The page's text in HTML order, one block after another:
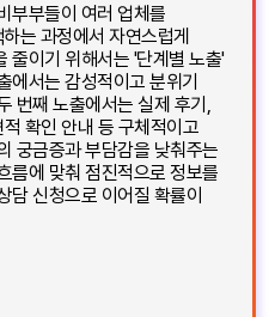
부부들이 여러 업체를
는 과정에서 자연스럽게
줄이기 위해서는 '단계별 노출'
에서는 감성적이고 분위기
번째 노출에서는 실제 후기,
확인 안내 등 구체적이고
궁금증과 부담감을 낮춰주는
름에 맞춰 점진적으로 정보를
담 신청으로 이어질 확률이